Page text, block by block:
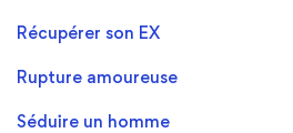
Récupérer son EX
Rupture amoureuse
Séduire un homme